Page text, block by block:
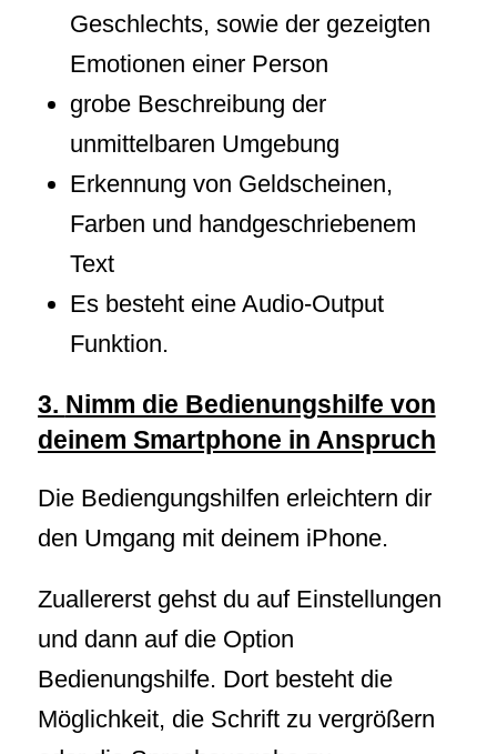
Geschlechts, sowie der gezeigten
Emotionen einer Person
grobe Beschreibung der
unmittelbaren Umgebung
Erkennung von Geldscheinen,
Farben und handgeschriebenem
Text
Es besteht eine Audio-Output
Funktion.
3. Nimm die Bedienungshilfe von
deinem Smartphone in Anspruch
Die Bediengungshilfen erleichtern dir
den Umgang mit deinem iPhone.
Zuallererst gehst du auf Einstellungen
und dann auf die Option
Bedienungshilfe. Dort besteht die
Möglichkeit, die Schrift zu vergrößern